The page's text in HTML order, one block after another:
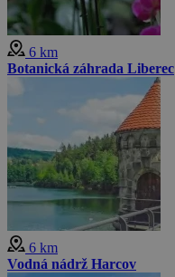
6 km
Botanická záhrada Liberec
6 km
Vodná nádrž Harcov